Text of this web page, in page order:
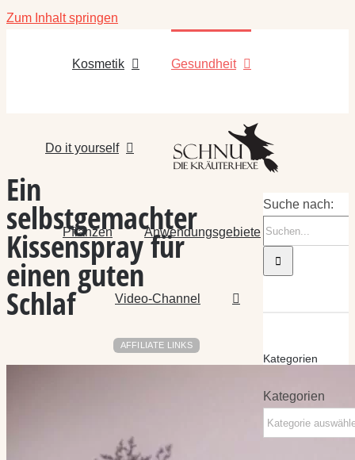
Zum Inhalt springen
Kosmetik Gesundheit
Do it yourself
Pflanzen Anwendungsgebiete
Video-Channel
Ein
selbstgemachter
Kissenspray für
einen guten
Schlaf
AFFILIATE LINKS
Suche nach:
Kategorien
Kategorien